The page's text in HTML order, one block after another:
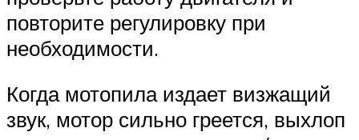
повторите регулировку при
необходимости.
Когда мотопила издает визжащий
звук, мотор сильно греется, выхлоп